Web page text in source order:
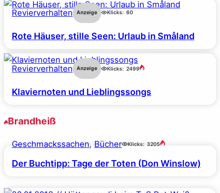
Revierverhalten Anzeige Klicks: 60
Rote Häuser, stille Seen: Urlaub in Småland
Revierverhalten Anzeige Klicks: 2499
Klaviernoten und Lieblingssongs
Brandheiß
Geschmackssachen, Bücher Klicks: 3205
Der Buchtipp: Tage der Toten (Don Winslow)